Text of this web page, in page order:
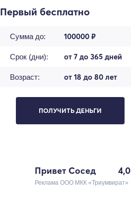
Первый бесплатно
Сумма до: 100000 ₽
Срок (дни): от 7 до 365 дней
Возраст: от 18 до 80 лет
ПОЛУЧИТЬ ДЕНЬГИ
Привет Сосед 4,0
Реклама ООО МКК «Триумвират»